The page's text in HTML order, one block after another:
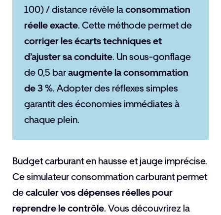
100) / distance révèle laconsommation
réelle exacte. Cette méthode permet de
corriger les écarts techniques et
d’ajuster sa conduite. Un sous-gonflage
de 0,5 baraugmente la consommation
de 3 %. Adopter des réflexes simples
garantit des économies immédiates à
chaque plein.
Budget carburant en hausse et jauge imprécise.
Ce simulateur consommation carburant permet
decalculer vos dépenses réelles pour
reprendre le contrôle. Vous découvrirez la